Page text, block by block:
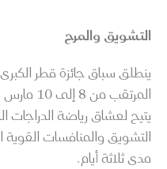
التشويق والمرح
المرتقب
يتيح لعشاق رياضة الدراجات
التشويق والمنافسات
مدى ثلاثة أيام.